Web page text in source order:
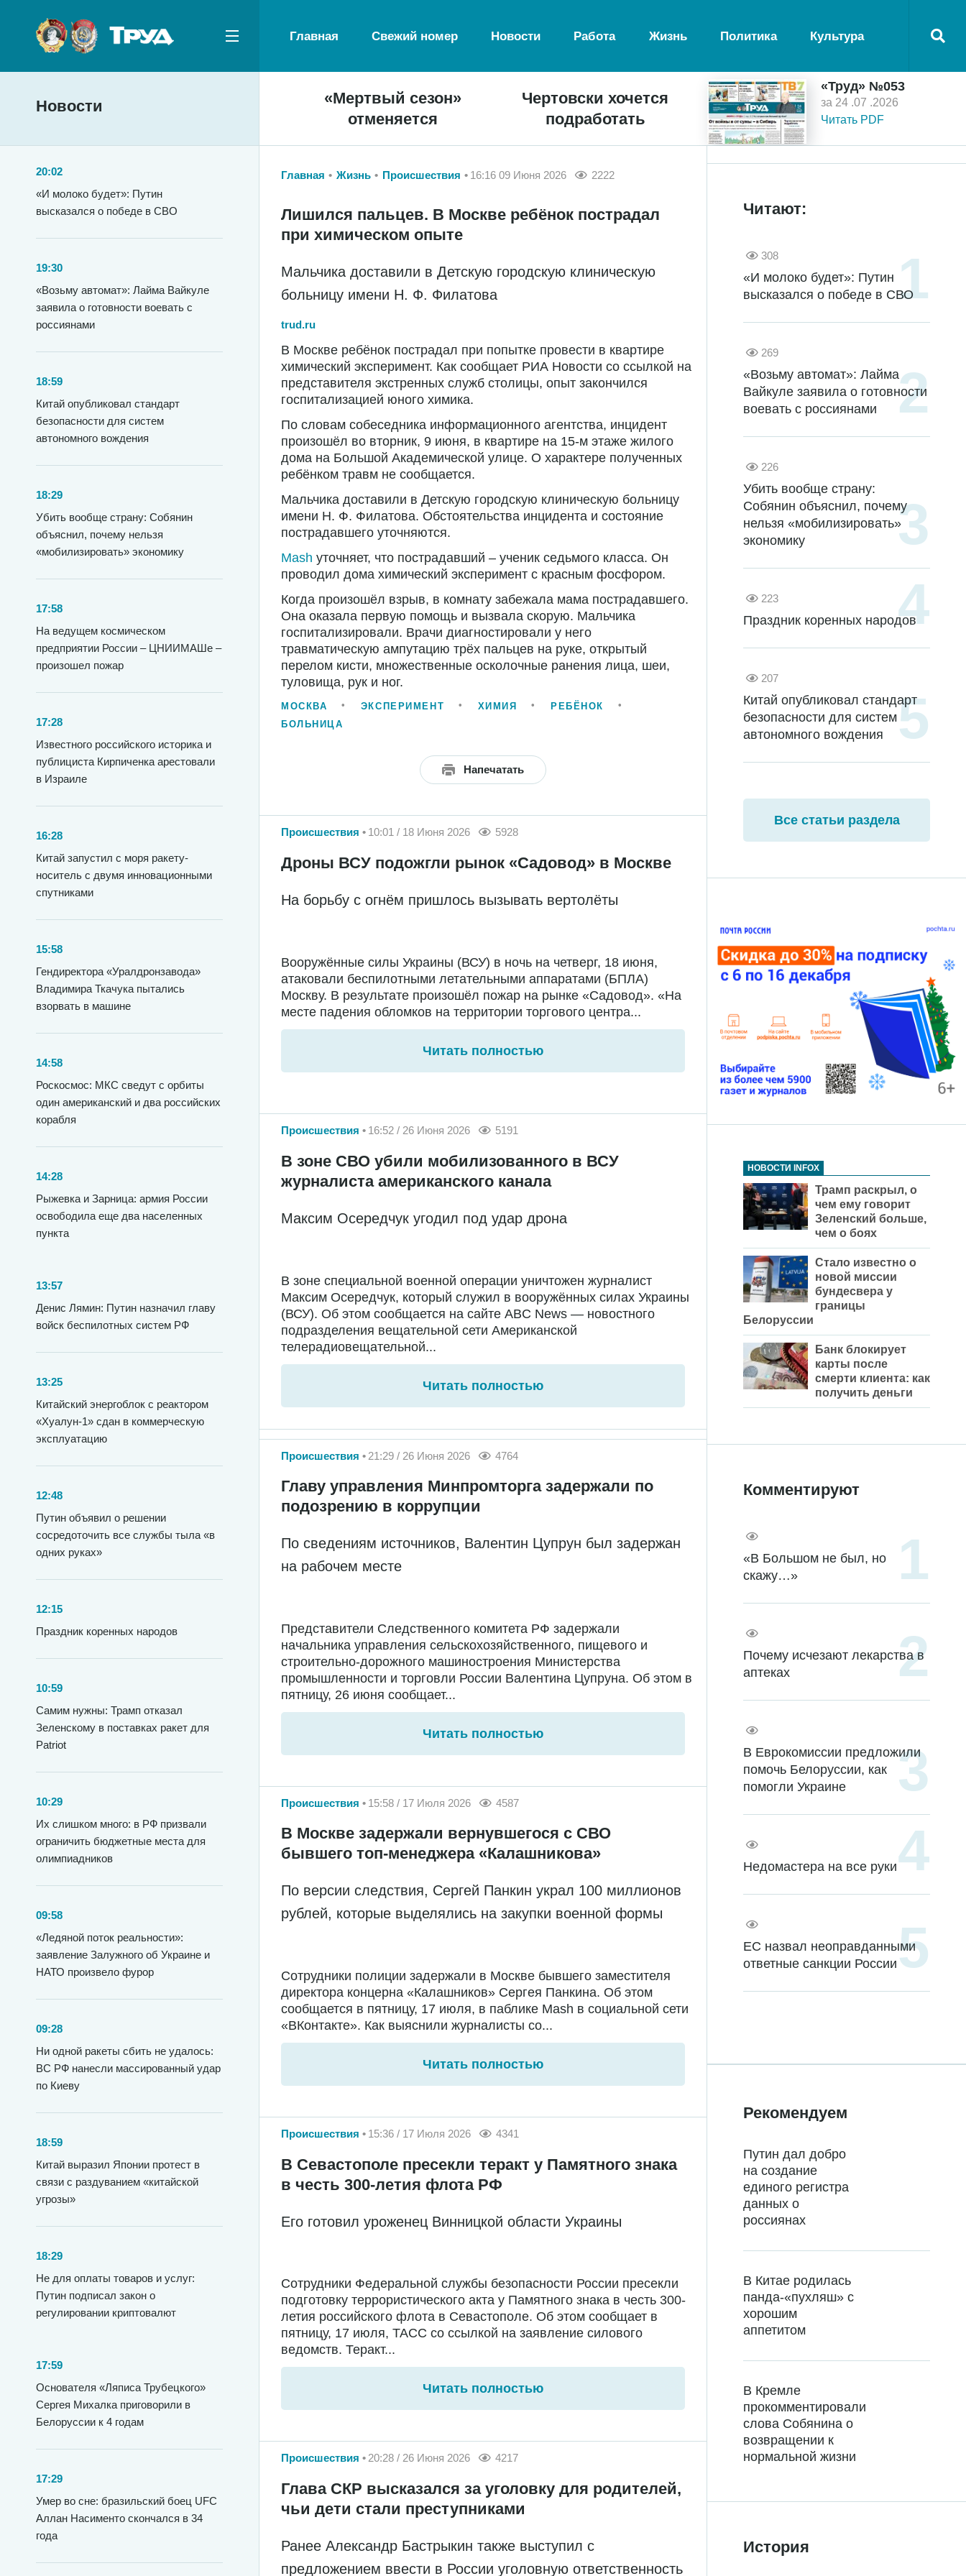
Главная Свежий номер Новости Работа Жизнь Политика Культура
Новости
«Мертвый сезон»
отменяется
Чертовски хочется
подработать
«Труд» №053
за 24 .07 .2026
Читать PDF
20:02
«И молоко будет»: Путин
высказался о победе в СВО
19:30
«Возьму автомат»: Лайма Вайкуле
заявила о готовности воевать с
россиянами
18:59
Китай опубликовал стандарт
безопасности для систем
автономного вождения
18:29
Убить вообще страну: Собянин
объяснил, почему нельзя
«мобилизировать» экономику
17:58
На ведущем космическом
предприятии России – ЦНИИМАШе –
произошел пожар
17:28
Известного российского историка и
публициста Кирпиченка арестовали
в Израиле
16:28
Китай запустил с моря ракету-
носитель с двумя инновационными
спутниками
15:58
Гендиректора «Уралдронзавода»
Владимира Ткачука пытались
взорвать в машине
14:58
Роскосмос: МКС сведут с орбиты
один американский и два российских
корабля
14:28
Рыжевка и Зарница: армия России
освободила еще два населенных
пункта
13:57
Денис Лямин: Путин назначил главу
войск беспилотных систем РФ
13:25
Китайский энергоблок с реактором
«Хуалун-1» сдан в коммерческую
эксплуатацию
12:48
Путин объявил о решении
сосредоточить все службы тыла «в
одних руках»
12:15
Праздник коренных народов
10:59
Самим нужны: Трамп отказал
Зеленскому в поставках ракет для
Patriot
10:29
Их слишком много: в РФ призвали
ограничить бюджетные места для
олимпиадников
09:58
«Ледяной поток реальности»:
заявление Залужного об Украине и
НАТО произвело фурор
09:28
Ни одной ракеты сбить не удалось:
ВС РФ нанесли массированный удар
по Киеву
18:59
Китай выразил Японии протест в
связи с раздуванием «китайской
угрозы»
18:29
Не для оплаты товаров и услуг:
Путин подписал закон о
регулировании криптовалют
17:59
Основателя «Ляписа Трубецкого»
Сергея Михалка приговорили в
Белоруссии к 4 годам
17:29
Умер во сне: бразильский боец UFC
Аллан Насименто скончался в 34
года
Главная Жизнь Происшествия 16:16 09 Июня 2026 2222
Лишился пальцев. В Москве ребёнок пострадал
при химическом опыте
Мальчика доставили в Детскую городскую клиническую
больницу имени Н. Ф. Филатова
trud.ru
В Москве ребёнок пострадал при попытке провести в квартире
химический эксперимент. Как сообщает РИА Новости со ссылкой на
представителя экстренных служб столицы, опыт закончился
госпитализацией юного химика.
По словам собеседника информационного агентства, инцидент
произошёл во вторник, 9 июня, в квартире на 15-м этаже жилого
дома на Большой Академической улице. О характере полученных
ребёнком травм не сообщается.
Мальчика доставили в Детскую городскую клиническую больницу
имени Н. Ф. Филатова. Обстоятельства инцидента и состояние
пострадавшего уточняются.
Mash уточняет, что пострадавший – ученик седьмого класса. Он
проводил дома химический эксперимент с красным фосфором.
Когда произошёл взрыв, в комнату забежала мама пострадавшего.
Она оказала первую помощь и вызвала скорую. Мальчика
госпитализировали. Врачи диагностировали у него
травматическую ампутацию трёх пальцев на руке, открытый
перелом кисти, множественные осколочные ранения лица, шеи,
туловища, рук и ног.
МОСКВА ЭКСПЕРИМЕНТ ХИМИЯ
РЕБЁНОК
БОЛЬНИЦА
Напечатать
Происшествия 10:01 / 18 Июня 2026 5928
Дроны ВСУ подожгли рынок «Садовод» в Москве
На борьбу с огнём пришлось вызывать вертолёты
Вооружённые силы Украины (ВСУ) в ночь на четверг, 18 июня,
атаковали беспилотными летательными аппаратами (БПЛА)
Москву. В результате произошёл пожар на рынке «Садовод». «На
месте падения обломков на территории торгового центра...
Читать полностью
Происшествия 16:52 / 26 Июня 2026 5191
В зоне СВО убили мобилизованного в ВСУ
журналиста американского канала
Максим Осередчук угодил под удар дрона
В зоне специальной военной операции уничтожен журналист
Максим Осередчук, который служил в вооружённых силах Украины
(ВСУ). Об этом сообщается на сайте ABC News — новостного
подразделения вещательной сети Американской
телерадиовещательной...
Читать полностью
Происшествия 21:29 / 26 Июня 2026 4764
Главу управления Минпромторга задержали по
подозрению в коррупции
По сведениям источников, Валентин Цупрун был задержан
на рабочем месте
Представители Следственного комитета РФ задержали
начальника управления сельскохозяйственного, пищевого и
строительно-дорожного машиностроения Министерства
промышленности и торговли России Валентина Цупруна. Об этом в
пятницу, 26 июня сообщает...
Читать полностью
Происшествия 15:58 / 17 Июля 2026 4587
В Москве задержали вернувшегося с СВО
бывшего топ-менеджера «Калашникова»
По версии следствия, Сергей Панкин украл 100 миллионов
рублей, которые выделялись на закупки военной формы
Сотрудники полиции задержали в Москве бывшего заместителя
директора концерна «Калашников» Сергея Панкина. Об этом
сообщается в пятницу, 17 июля, в паблике Mash в социальной сети
«ВКонтакте». Как выяснили журналисты со...
Читать полностью
Происшествия 15:36 / 17 Июля 2026 4341
В Севастополе пресекли теракт у Памятного знака
в честь 300-летия флота РФ
Его готовил уроженец Винницкой области Украины
Сотрудники Федеральной службы безопасности России пресекли
подготовку террористического акта у Памятного знака в честь 300-
летия российского флота в Севастополе. Об этом сообщает в
пятницу, 17 июля, ТАСС со ссылкой на заявление силового
ведомств. Теракт...
Читать полностью
Происшествия 20:28 / 26 Июня 2026 4217
Глава СКР высказался за уголовку для родителей,
чьи дети стали преступниками
Ранее Александр Бастрыкин также выступил с
предложением ввести в России уголовную ответственность
Читают:
308
«И молоко будет»: Путин
высказался о победе в СВО
269
«Возьму автомат»: Лайма
Вайкуле заявила о готовности
воевать с россиянами
226
Убить вообще страну:
Собянин объяснил, почему
нельзя «мобилизировать»
экономику
223
Праздник коренных народов
207
Китай опубликовал стандарт
безопасности для систем
автономного вождения
Все статьи раздела
НОВОСТИ INFOX
Трамп раскрыл, о
чем ему говорит
Зеленский больше,
чем о боях
Стало известно о
новой миссии
бундесвера у
границы
Белоруссии
Банк блокирует
карты после
смерти клиента: как
получить деньги
Комментируют
«В Большом не был, но
скажу…»
Почему исчезают лекарства в
аптеках
В Еврокомиссии предложили
помочь Белоруссии, как
помогли Украине
Недомастера на все руки
ЕС назвал неоправданными
ответные санкции России
Рекомендуем
Путин дал добро
на создание
единого регистра
данных о
россиянах
В Китае родилась
панда-«пухляш» с
хорошим
аппетитом
В Кремле
прокомментировали
слова Собянина о
возвращении к
нормальной жизни
История